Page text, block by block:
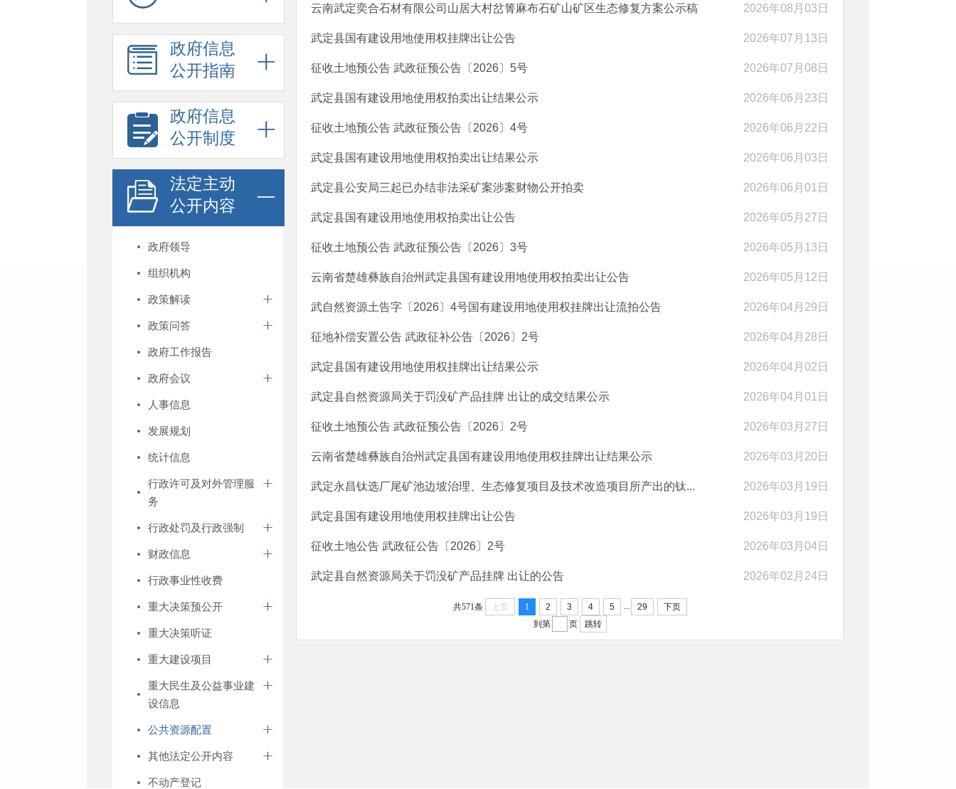
政府信息
公开指南
政府信息
公开制度
法定主动
公开内容
政府领导
组织机构
政策解读
政策问答
政府工作报告
政府会议
人事信息
发展规划
统计信息
行政许可及对外管理服
务
行政处罚及行政强制
财政信息
行政事业性收费
重大决策预公开
重大决策听证
重大建设项目
重大民生及公益事业建
设信息
公共资源配置
其他法定公开内容
不动产登记
云南武定奕合石材有限公司山居大村岔箐麻布石矿山矿区生态修复方案公示稿 2026年08月03日
武定县国有建设用地使用权挂牌出让公告 2026年07月13日
征收土地预公告 武政征预公告〔2026〕5号 2026年07月08日
武定县国有建设用地使用权拍卖出让结果公示 2026年06月23日
征收土地预公告 武政征预公告〔2026〕4号 2026年06月22日
武定县国有建设用地使用权拍卖出让结果公示 2026年06月03日
武定县公安局三起已办结非法采矿案涉案财物公开拍卖 2026年06月01日
武定县国有建设用地使用权拍卖出让公告 2026年05月27日
征收土地预公告 武政征预公告〔2026〕3号 2026年05月13日
云南省楚雄彝族自治州武定县国有建设用地使用权拍卖出让公告 2026年05月12日
武自然资源土告字〔2026〕4号国有建设用地使用权挂牌出让流拍公告 2026年04月29日
征地补偿安置公告 武政征补公告〔2026〕2号 2026年04月28日
武定县国有建设用地使用权挂牌出让结果公示 2026年04月02日
武定县自然资源局关于罚没矿产品挂牌 出让的成交结果公示 2026年04月01日
征收土地预公告 武政征预公告〔2026〕2号 2026年03月27日
云南省楚雄彝族自治州武定县国有建设用地使用权挂牌出让结果公示 2026年03月20日
武定永昌钛选厂尾矿池边坡治理、生态修复项目及技术改造项目所产出的钛... 2026年03月19日
武定县国有建设用地使用权挂牌出让公告 2026年03月19日
征收土地公告 武政征公告〔2026〕2号 2026年03月04日
武定县自然资源局关于罚没矿产品挂牌 出让的公告 2026年02月24日
共571条 上页 1 2 3 4 5 29
下页
到第
页 跳转